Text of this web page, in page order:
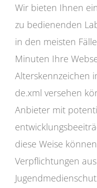
Wir bieten Ihnen
zu bedienenden
in den meisten
Minuten Ihre
Alterskennzeichen
de.xml versehen
Anbieter mit
diese Weise
Verpflichtungen